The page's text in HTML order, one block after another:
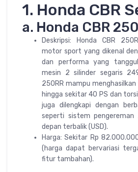
1. Honda CBR
a. Honda CBR
Deskripsi: Honda CBR
motor sport yang dikenal
dan performa yang
mesin 2 silinder segaris
250RR mampu
hingga sekitar 40 PS dan
juga dilengkapi dengan
seperti sistem pengereman
depan terbalik (USD).
Harga: Sekitar Rp
(harga dapat bervariasi
fitur tambahan).